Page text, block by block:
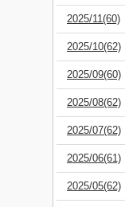
2025/11(60)
2025/10(62)
2025/09(60)
2025/08(62)
2025/07(62)
2025/06(61)
2025/05(62)